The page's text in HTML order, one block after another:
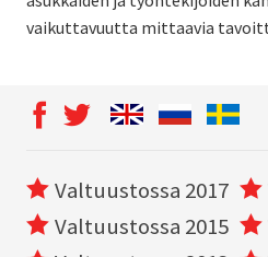
vaikuttavuutta mittaavia
Valtuustossa 2017
Valtuustossa 2015